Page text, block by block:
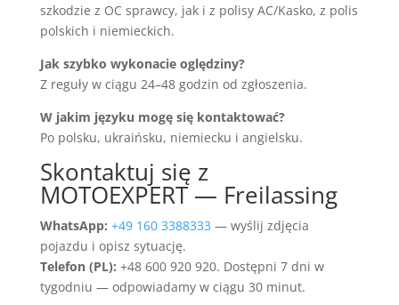
szkodzie z OC sprawcy, jak i z polisy AC/Kasko, z polis
polskich i niemieckich.
Jak szybko wykonacie oględziny?
Z reguły w ciągu 24–48 godzin od zgłoszenia.
W jakim języku mogę się kontaktować?
Po polsku, ukraińsku, niemiecku i angielsku.
Skontaktuj się z
MOTOEXPERT — Freilassing
WhatsApp: +49 160 3388333 — wyślij zdjęcia
pojazdu i opisz sytuację.
Telefon (PL): +48 600 920 920. Dostępni 7 dni w
tygodniu — odpowiadamy w ciągu 30 minut.